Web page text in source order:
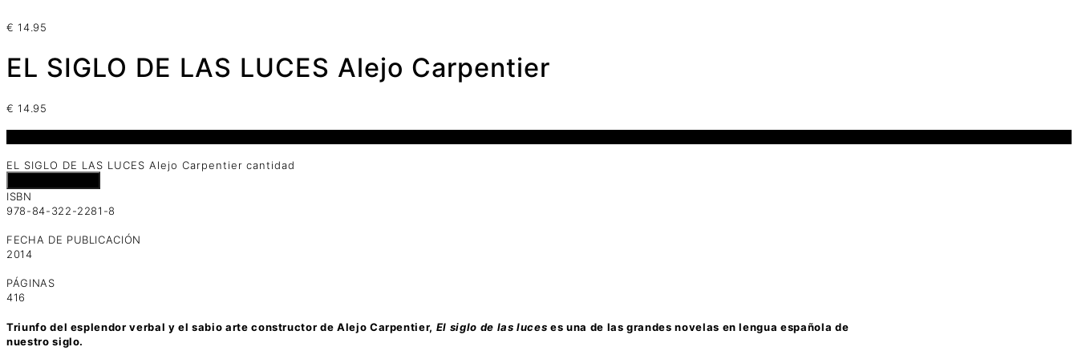
€ 14.95
EL SIGLO DE LAS LUCES Alejo Carpentier
€ 14.95
EL SIGLO DE LAS LUCES Alejo Carpentier cantidad
ISBN
978-84-322-2281-8
FECHA DE PUBLICACIÓN
2014
PÁGINAS
416
Triunfo del esplendor verbal y el sabio arte constructor de Alejo Carpentier, El siglo de las luces es una de las grandes novelas en lengua española de
nuestro siglo.